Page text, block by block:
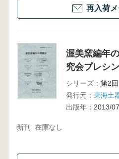
再入荷
渥美窯編年
究会プレシ
シリーズ： 第2
発行元： 東海土
出版年： 2013/07
新刊 在庫なし